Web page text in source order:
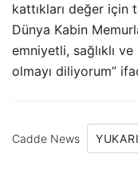
kattıkları değer için
Dünya Kabin
emniyetli, sağlıklı
olmayı diliyorum”
Cadde News